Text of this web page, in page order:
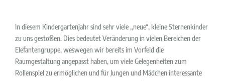
In diesem Kindergartenjahr sind sehr viele „neue“, kleine Sternenkinder
zu uns gestoßen. Dies bedeutet Veränderung in vielen Bereichen der
Elefantengruppe, weswegen wir bereits im Vorfeld die
Raumgestaltung angepasst haben, um viele Gelegenheiten zum
Rollenspiel zu ermöglichen und für Jungen und Mädchen interessante